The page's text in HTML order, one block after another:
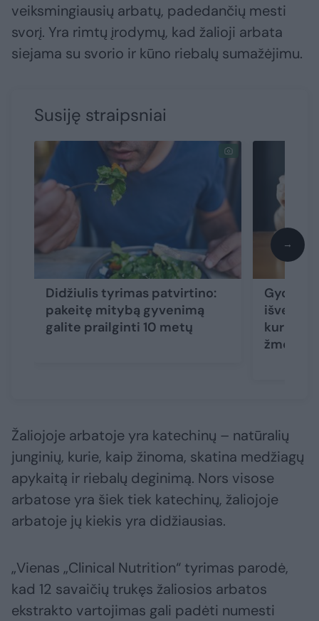
veiksmingiausių arbatų, padedančių mesti
svorį. Yra rimtų įrodymų, kad žalioji arbata
siejama su svorio ir kūno riebalų sumažėjimu.
Susiję straipsniai
Didžiulis tyrimas patvirtino:
pakeitę mitybą gyvenimą
galite prailginti 10 metų
išvengti
kuris
žmogų
→
Žaliojoje arbatoje yra katechinų – natūralių
junginių, kurie, kaip žinoma, skatina medžiagų
apykaitą ir riebalų deginimą. Nors visose
arbatose yra šiek tiek katechinų, žaliojoje
arbatoje jų kiekis yra didžiausias.
„Vienas „Clinical Nutrition“ tyrimas parodė,
kad 12 savaičių trukęs žaliosios arbatos
ekstrakto vartojimas gali padėti numesti